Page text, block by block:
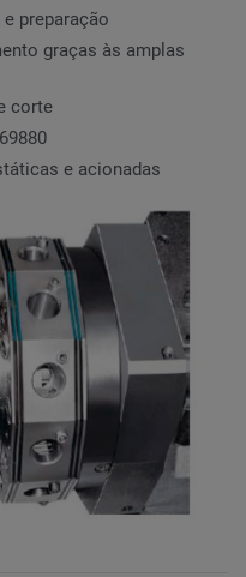
preparação
graças às amplas
corte
e acionadas